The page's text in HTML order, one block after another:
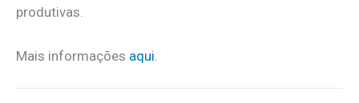
produtivas.
Mais informações aqui.